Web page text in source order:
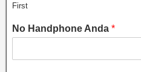
First
No Handphone Anda *